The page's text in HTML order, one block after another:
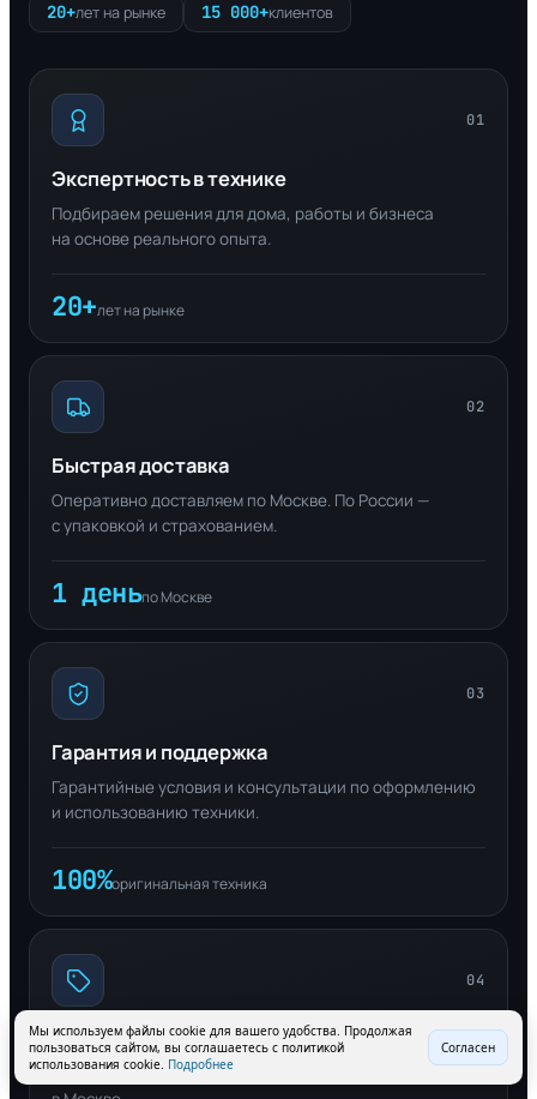
20+лет на рынке 15 000+клиентов
01
Экспертность в технике
Подбираем решения для дома, работы и бизнеса
на основе реального опыта.
20+лет на рынке
02
Быстрая доставка
Оперативно доставляем по Москве. По России —
с упаковкой и страхованием.
1 деньпо Москве
03
Гарантия и поддержка
Гарантийные условия и консультации по оформлению
и использованию техники.
100%оригинальная техника
04
Честные цены
Без скрытых платежей и доплат. Доставка и самовывоз
Мы используем файлы cookie для вашего удобства. Продолжая
пользоваться сайтом, вы соглашаетесь с политикой
использования cookie. Подробнее
Согласен